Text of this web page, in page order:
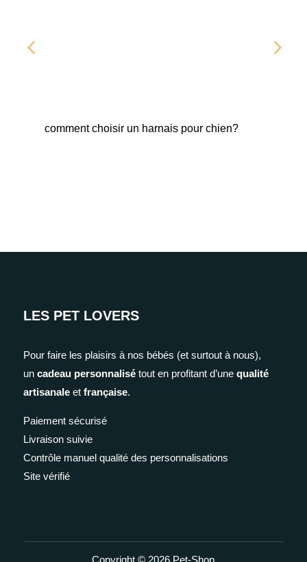
comment choisir un harnais pour chien?
LES PET LOVERS
Pour faire les plaisirs à nos bébés (et surtout à nous),
un cadeau personnalisétout en profitant d’une qualité
artisanaleet française.
Paiement sécurisé
Livraison suivie
Contrôle manuel qualité des personnalisations
Site vérifié